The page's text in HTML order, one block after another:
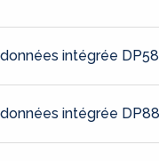
intégrée
intégrée